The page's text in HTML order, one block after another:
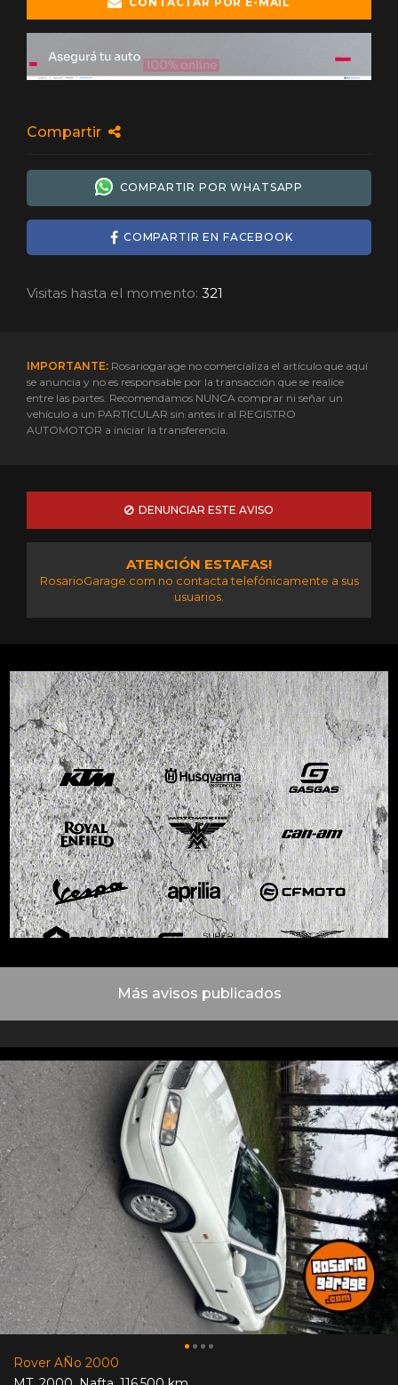
Compartir
COMPARTIR POR WHATSAPP
COMPARTIR EN FACEBOOK
Visitas hasta el momento: 321
IMPORTANTE: Rosariogarage no comercializa el artículo que aquí
se anuncia y no es responsable por la transacción que se realice
entre las partes. Recomendamos NUNCA comprar ni señar un
vehículo a un PARTICULAR sin antes ir al REGISTRO
AUTOMOTOR a iniciar la transferencia.
DENUNCIAR ESTE AVISO
ATENCIÓN ESTAFAS!
RosarioGarage.com no contacta telefónicamente a sus
usuarios.
Más avisos publicados
Rover AÑo 2000